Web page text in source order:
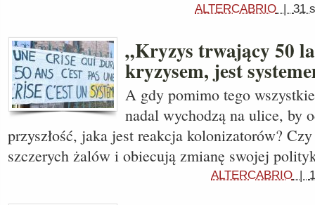
ALTERCABRIO | 31
„Kryzys trwający 50
kryzysem, jest
A gdy pomimo tego
nadal wychodzą na ulice, by
przyszłość, jaka jest reakcja kolonizatorów?
szczerych żalów i obiecują zmianę swojej
ALTERCABRIO |